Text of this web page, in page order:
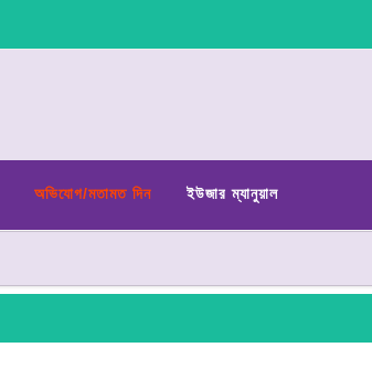
অভিযোগ/মতামত দিন ইউজার ম্যানুয়াল